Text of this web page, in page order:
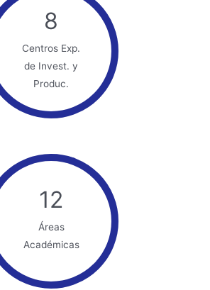
8
Centros Exp.
de Invest. y
Produc.
12
Áreas
Académicas